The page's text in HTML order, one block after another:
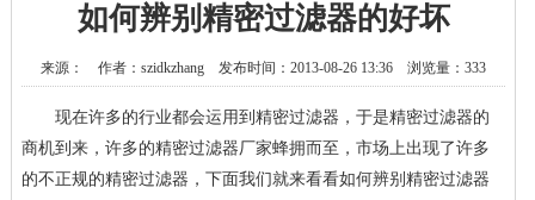
如何辨别精密过滤器的好坏
来源： 作者：szidkzhang 发布时间：2013-08-26 13:36 浏览量：333
现在许多的行业都会运用到精密过滤器，于是精密过滤器的
商机到来，许多的精密过滤器厂家蜂拥而至，市场上出现了许多
的不正规的精密过滤器，下面我们就来看看如何辨别精密过滤器